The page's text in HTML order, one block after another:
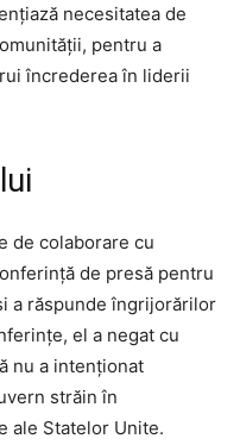
necesitatea de
pentru a
încrederea în liderii
de colaborare cu
de presă pentru
a răspunde îngrijorărilor
el a negat cu
nu a intenționat
străin în
ale Statelor Unite.